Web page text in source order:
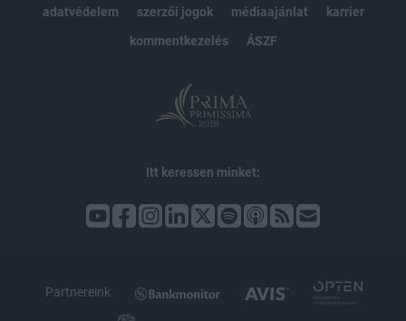
adatvédelem
szerzői jogok médiaajánlat
karrier
kommentkezelés
ÁSZF
Itt keressen minket:
Partnereink